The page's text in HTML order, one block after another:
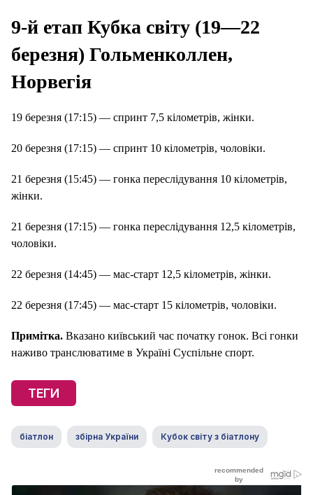
9-й етап Кубка світу (19—22
березня) Гольменколлен,
Норвегія
19 березня (17:15) — спринт 7,5 кілометрів, жінки.
20 березня (17:15) — спринт 10 кілометрів, чоловіки.
21 березня (15:45) — гонка переслідування 10 кілометрів,
жінки.
21 березня (17:15) — гонка переслідування 12,5 кілометрів,
чоловіки.
22 березня (14:45) — мас-старт 12,5 кілометрів, жінки.
22 березня (17:45) — мас-старт 15 кілометрів, чоловіки.
Примітка. Вказано київський час початку гонок. Всі гонки
наживо транслюватиме в Україні Суспільне спорт.
ТЕГИ
біатлон збірна України Кубок світу з біатлону